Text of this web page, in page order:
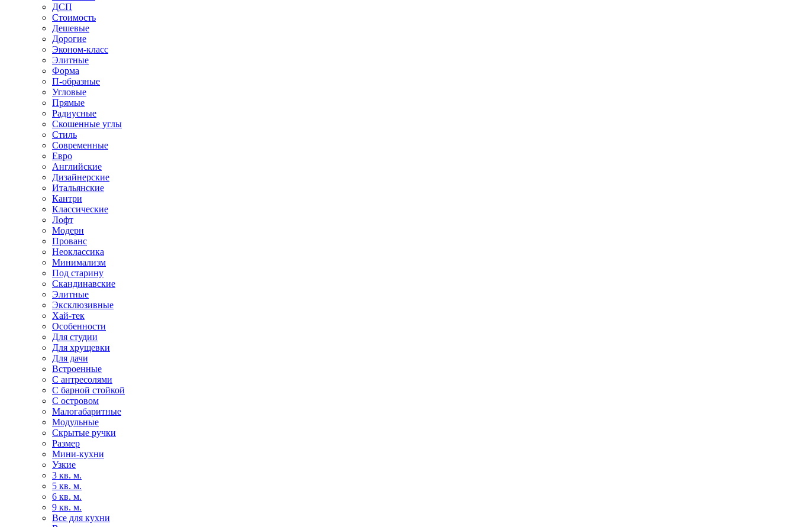
ДСП
Стоимость
Дешевые
Дорогие
Эконом-класс
Элитные
Форма
П-образные
Угловые
Прямые
Радиусные
Скошенные углы
Стиль
Современные
Евро
Английские
Дизайнерские
Итальянские
Кантри
Классические
Лофт
Модерн
Прованс
Неоклассика
Минимализм
Под старину
Скандинавские
Элитные
Эксклюзивные
Хай-тек
Особенности
Для студии
Для хрущевки
Для дачи
Встроенные
С антресолями
С барной стойкой
С островом
Малогабаритные
Модульные
Скрытые ручки
Размер
Мини-кухни
Узкие
3 кв. м.
5 кв. м.
6 кв. м.
9 кв. м.
Все для кухни